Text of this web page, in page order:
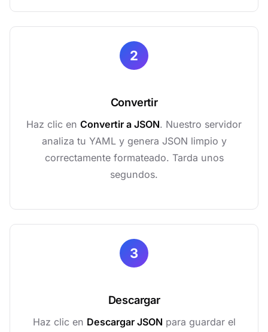
2
Convertir
Haz clic en Convertir a JSON. Nuestro servidor
analiza tu YAML y genera JSON limpio y
correctamente formateado. Tarda unos
segundos.
3
Descargar
Haz clic en Descargar JSON para guardar el